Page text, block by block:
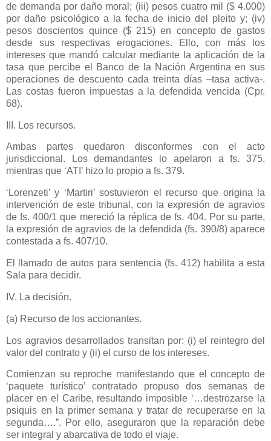
de demanda por daño moral; (iii) pesos cuatro mil ($ 4.000)
por daño psicológico a la fecha de inicio del pleito y; (iv)
pesos doscientos quince ($ 215) en concepto de gastos
desde sus respectivas erogaciones. Ello, con más los
intereses que mandó calcular mediante la aplicación de la
tasa que percibe el Banco de
la Nación Argentina en sus
operaciones de descuento cada treinta días –tasa activa-.
Las costas fueron impuestas a la defendida vencida (Cpr.
68).
III. Los recursos.
Ambas partes quedaron disconformes con el acto
jurisdiccional. Los demandantes lo apelaron a fs. 375,
mientras que ‘ATI’ hizo lo propio a fs. 379.
‘Lorenzeti’ y ‘Martiri’ sostuvieron el recurso que origina la
intervención de este tribunal, con la expresión de agravios
de fs. 400/1 que mereció la réplica de fs. 404. Por su parte,
la expresión de agravios de la defendida (fs. 390/8) aparece
contestada a fs. 407/10.
El llamado de autos para sentencia (fs. 412) habilita a esta
Sala para decidir.
IV. La decisión.
(a) Recurso de los accionantes.
Los agravios desarrollados transitan por: (i) el reintegro del
valor del contrato y (ii) el curso de los intereses.
Comienzan su reproche manifestando que el concepto de
‘paquete turístico’ contratado propuso dos semanas de
placer en el Caribe, resultando imposible ‘…destrozarse la
psiquis en la primer semana y tratar de recuperarse en la
segunda….”. Por ello, aseguraron que la reparación debe
ser integral y abarcativa de todo el viaje.